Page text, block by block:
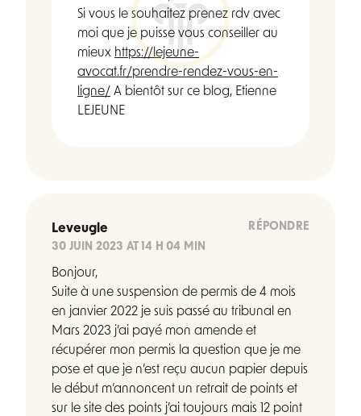
Si vous le souhaitez prenez rdv avec
moi que je puisse vous conseiller au
mieux https://lejeune-
avocat.fr/prendre-rendez-vous-en-
ligne/ A bientôt sur ce blog, Etienne
LEJEUNE
Leveugle
30 JUIN 2023 AT 14 H 04 MIN
RÉPONDRE
Bonjour,
Suite à une suspension de permis de 4 mois
en janvier 2022 je suis passé au tribunal en
Mars 2023 j’ai payé mon amende et
récupérer mon permis la question que je me
pose et que je n’est reçu aucun papier depuis
le début m’annoncent un retrait de points et
sur le site des points j’ai toujours mais 12 point